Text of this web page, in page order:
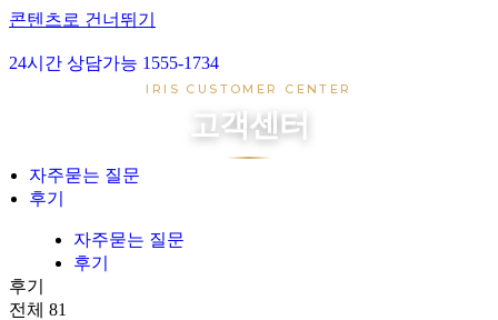
콘텐츠로 건너뛰기
장례준비
자주묻는 질문
후기
24시간 상담가능 1555-1734
IRIS CUSTOMER CENTER
고객센터
자주묻는 질문
후기
자주묻는 질문
후기
후기
전체 81